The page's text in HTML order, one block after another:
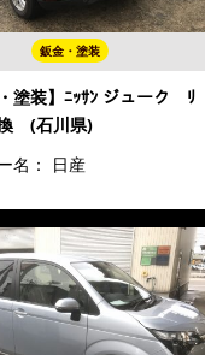
鈑金・塗装
・塗装】ﾆｯｻﾝ ジューク ﾘ
(石川県)
名： 日産